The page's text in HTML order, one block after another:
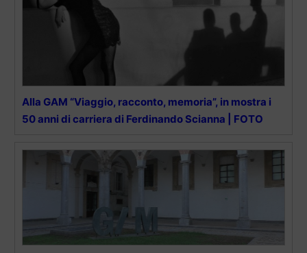
Alla GAM “Viaggio, racconto, memoria”, in mostra i
50 anni di carriera di Ferdinando Scianna | FOTO